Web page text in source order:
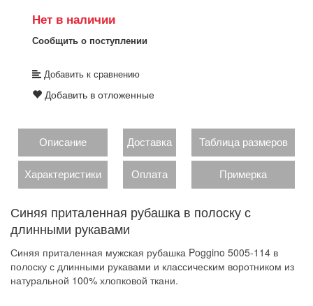
Нет в наличии
Сообщить о поступлении
Добавить к сравнению
Добавить в отложенные
Описание Доставка Таблица размеров
Характеристики Оплата Примерка
Синяя приталенная рубашка в полоску с
длинными рукавами
Синяя приталенная мужская рубашка Poggino 5005-114 в
полоску с длинными рукавами и классическим воротником из
натуральной 100% хлопковой ткани.